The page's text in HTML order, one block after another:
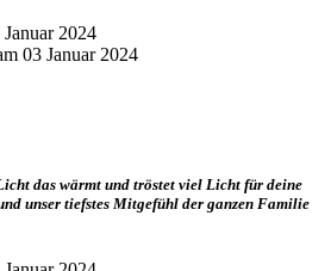
Januar 2024
03 Januar 2024
das wärmt und tröstet viel Licht für deine
unser tiefstes Mitgefühl der ganzen Familie